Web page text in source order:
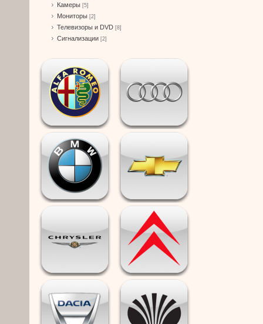
Камеры [5]
Мониторы [2]
Телевизоры и DVD [8]
Сигнализации [2]